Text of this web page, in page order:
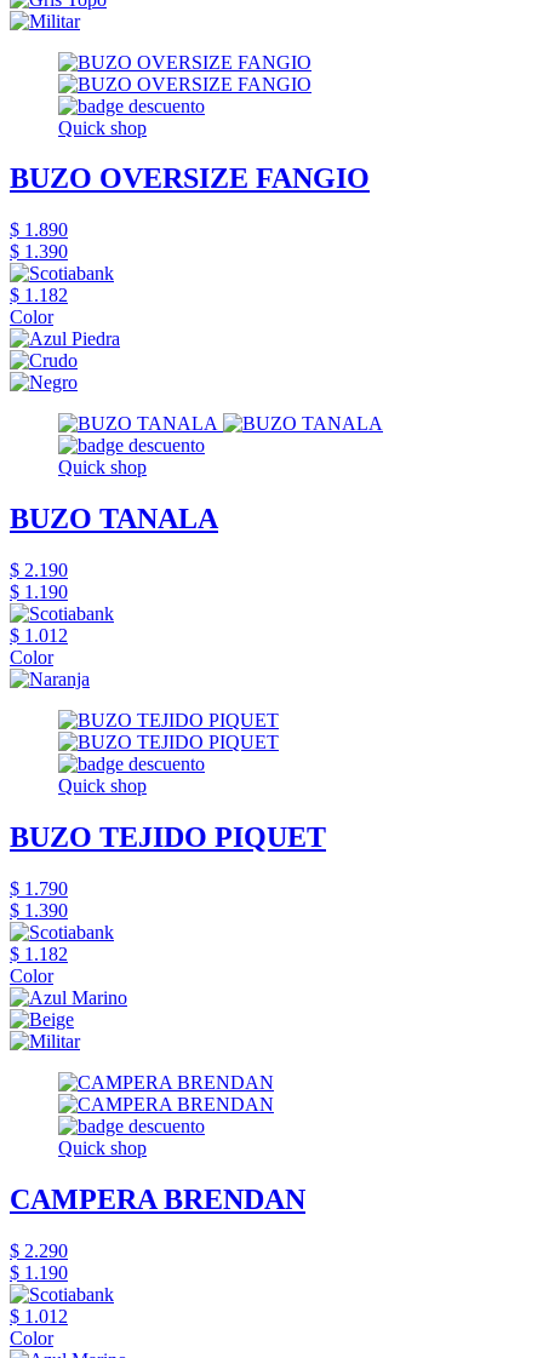
Quick shop
BUZO OVERSIZE FANGIO
$ 1.890
$ 1.390
$ 1.182
Color
Quick shop
BUZO TANALA
$ 2.190
$ 1.190
$ 1.012
Color
Quick shop
BUZO TEJIDO PIQUET
$ 1.790
$ 1.390
$ 1.182
Color
Quick shop
CAMPERA BRENDAN
$ 2.290
$ 1.190
$ 1.012
Color